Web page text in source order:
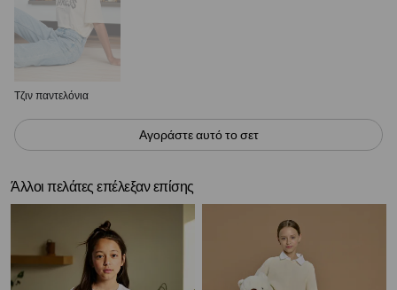
Τζιν παντελόνια
Αγοράστε αυτό το σετ
Άλλοι πελάτες επέλεξαν επίσης